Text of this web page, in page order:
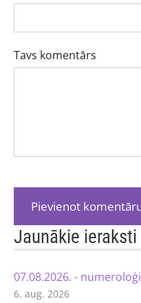
Jaunākie ieraksti
07.08.2026. -
6. aug. 2026
Tavs komentārs